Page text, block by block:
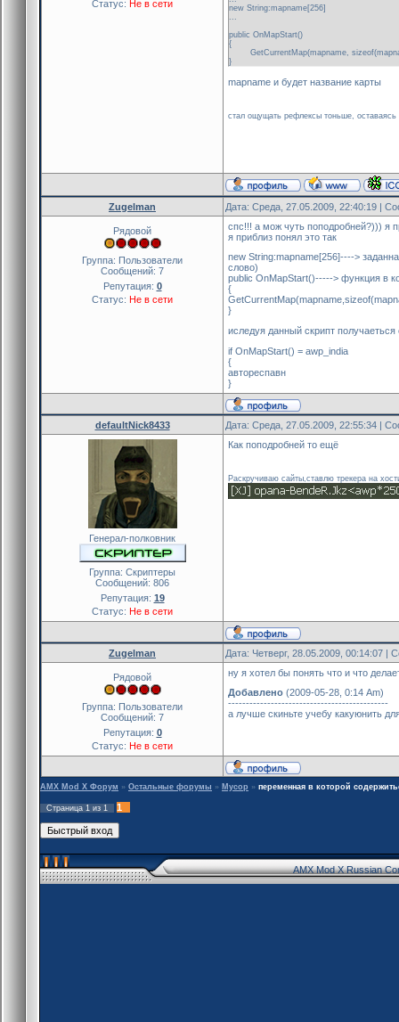
Статус: Не в сети
new String:mapname[256]
public OnMapStart()
{
GetCurrentMap(mapname,
}
mapname и будет название карты
стал ощущать рефлексы тоньше, оставаясь
Zugelman Дата: Среда, 27.05.2009, 22:40:19 |
Рядовой
Группа: Пользователи
Сообщений: 7
Репутация: 0
Статус: Не в сети
спс!!! а мож чуть поподробней?))) я
я приблиз понял это так
new String:mapname[256]---->
слово)
public OnMapStart()-----> функция в
{
}
иследуя данный скрипт
if OnMapStart() = awp_india
{
автореспавн
}
defaultNick8433 Дата: Среда, 27.05.2009, 22:55:34 |
Генерал-полковник
Группа: Скриптеры
Сообщений: 806
Репутация: 19
Статус: Не в сети
Как поподробней то ещё
Раскручиваю сайты,ставлю трекера на
Zugelman Дата: Четверг, 28.05.2009, 00:14:07 |
Рядовой
Группа: Пользователи
Сообщений: 7
Репутация: 0
Статус: Не в сети
ну я хотел бы понять что и что
Добавлено (2009-05-28, 0:14 Am)
---------------------------------------------
а лучше скиньте учебу какуюнить
AMX Mod X Форум » Остальные форумы » Мусор » переменная в которой
Страница 1 из 1 1
AMX Mod X Russian